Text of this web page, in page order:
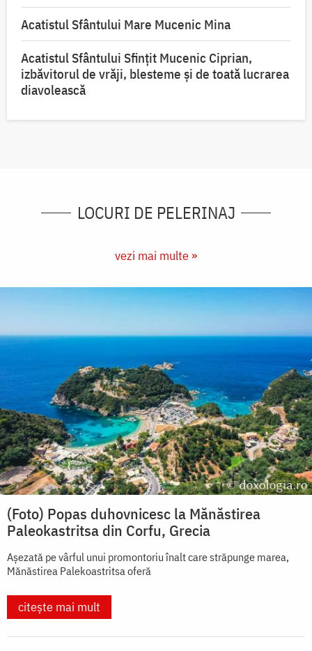
Acatistul Sfântului Mare Mucenic Mina
Acatistul Sfântului Sfințit Mucenic Ciprian,
izbăvitorul de vrăji, blesteme și de toată lucrarea
diavolească
LOCURI DE PELERINAJ
vezi mai multe »
(Foto) Popas duhovnicesc la Mănăstirea
Paleokastritsa din Corfu, Grecia
Așezată pe vârful unui promontoriu înalt care străpunge marea,
Mănăstirea Palekoastritsa oferă
citește mai mult